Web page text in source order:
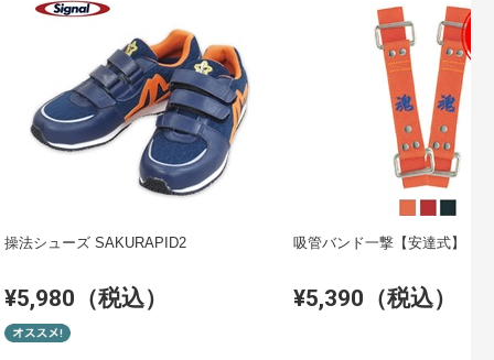
操法シューズ SAKURAPID2
¥5,980（税込）
吸管バンド一撃【安達式】
¥5,390（税込）